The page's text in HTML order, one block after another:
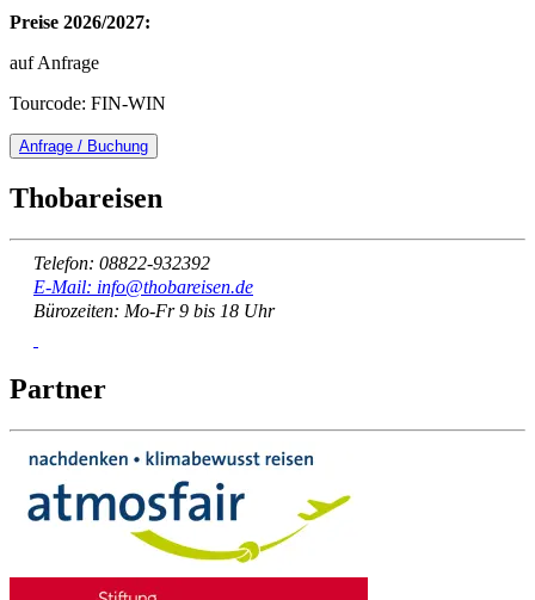
Preise 2026/2027:
auf Anfrage
Tourcode: FIN-WIN
Anfrage / Buchung
Thobareisen
Telefon: 08822-932392
E-Mail: info@thobareisen.de
Bürozeiten: Mo-Fr 9 bis 18 Uhr
Partner